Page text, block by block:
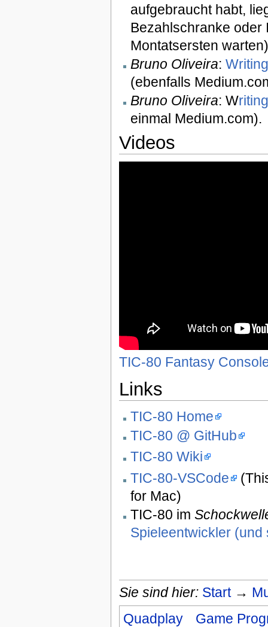
aufgebraucht habt,
Bezahlschranke oder
Montatsersten
Bruno Oliveira:
(ebenfalls
Bruno Oliveira: W
einmal Medium.com).
Videos
TIC-80 Fantasy
Links
TIC-80 Home
TIC-80 @ GitHub
TIC-80 Wiki
TIC-80-VSCode
for Mac)
TIC-80 im
Spieleentwickler
Sie sind hier: Start→
Quadplay
Game